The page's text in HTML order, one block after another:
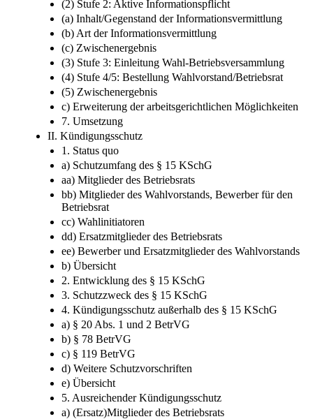
(2) Stufe 2: Aktive Informationspflicht
(a) Inhalt/Gegenstand der Informationsvermittlung
(b) Art der Informationsvermittlung
(c) Zwischenergebnis
(3) Stufe 3: Einleitung Wahl-Betriebsversammlung
(4) Stufe 4/5: Bestellung Wahlvorstand/Betriebsrat
(5) Zwischenergebnis
c) Erweiterung der arbeitsgerichtlichen Möglichkeiten
7. Umsetzung
II. Kündigungsschutz
1. Status quo
a) Schutzumfang des § 15 KSchG
aa) Mitglieder des Betriebsrats
bb) Mitglieder des Wahlvorstands, Bewerber für den
Betriebsrat
cc) Wahlinitiatoren
dd) Ersatzmitglieder des Betriebsrats
ee) Bewerber und Ersatzmitglieder des Wahlvorstands
b) Übersicht
2. Entwicklung des § 15 KSchG
3. Schutzzweck des § 15 KSchG
4. Kündigungsschutz außerhalb des § 15 KSchG
a) § 20 Abs. 1 und 2 BetrVG
b) § 78 BetrVG
c) § 119 BetrVG
d) Weitere Schutzvorschriften
e) Übersicht
5. Ausreichender Kündigungsschutz
a) (Ersatz)Mitglieder des Betriebsrats